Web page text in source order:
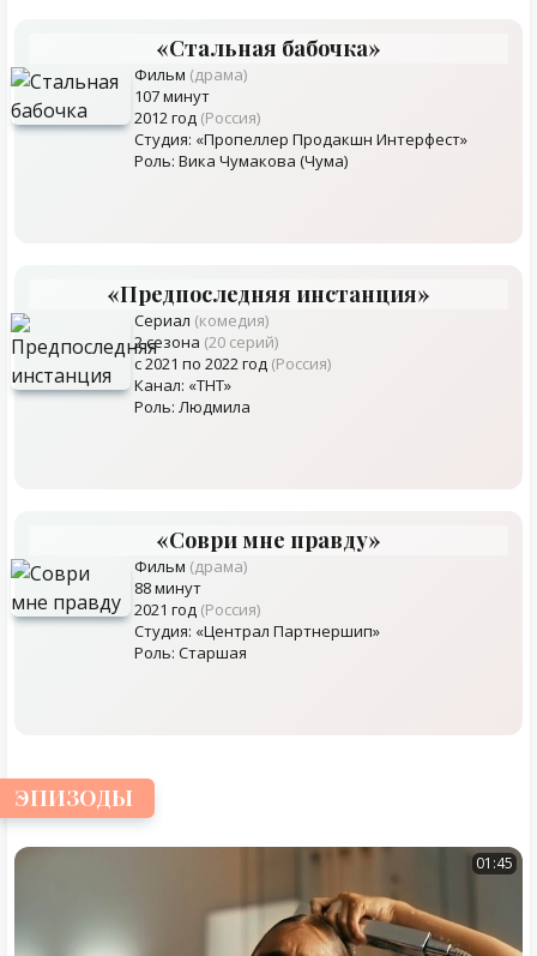
«Стальная бабочка»
Фильм (драма)
107 минут
2012 год (Россия)
Студия: «Пропеллер Продакшн Интерфест»
Роль: Вика Чумакова (Чума)
«Предпоследняя инстанция»
Сериал (комедия)
2 сезона (20 серий)
с 2021 по 2022 год (Россия)
Канал: «ТНТ»
Роль: Людмила
«Соври мне правду»
Фильм (драма)
88 минут
2021 год (Россия)
Студия: «Централ Партнершип»
Роль: Старшая
ЭПИЗОДЫ
01:45